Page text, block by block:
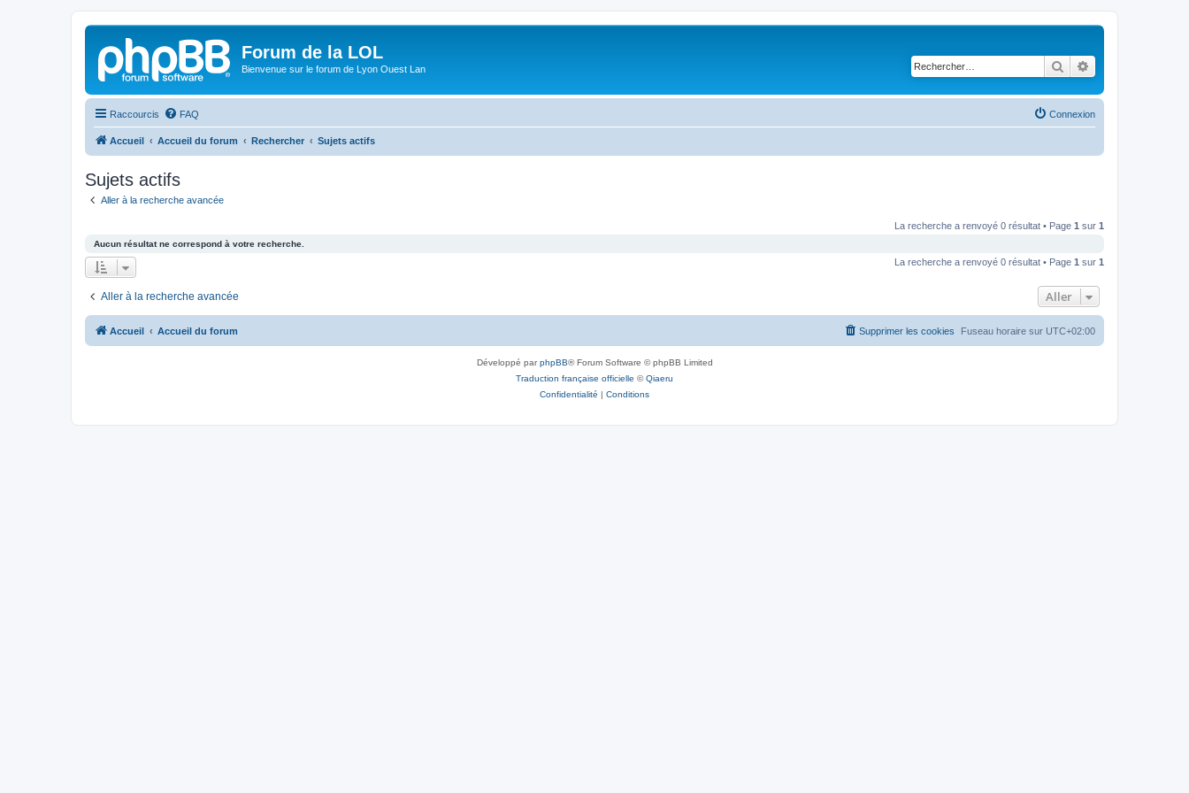
Forum de la LOL
Bienvenue sur le forum de Lyon Ouest Lan Rechercher
Raccourcis FAQ Connexion
Accueil Accueil du forum Rechercher Sujets actifs
Sujets actifs
Aller à la recherche avancée
La recherche a renvoyé 0 résultat • Page 1 sur 1
Aucun résultat ne correspond à votre recherche.
La recherche a renvoyé 0 résultat • Page 1 sur 1
Aller à la recherche avancée Aller
Accueil Accueil du forum Fuseau horaire sur UTC+02:00
Supprimer les cookies
Développé parphpBB® Forum Software © phpBB Limited
Traduction française officielle ©Qiaeru
Confidentialité | Conditions